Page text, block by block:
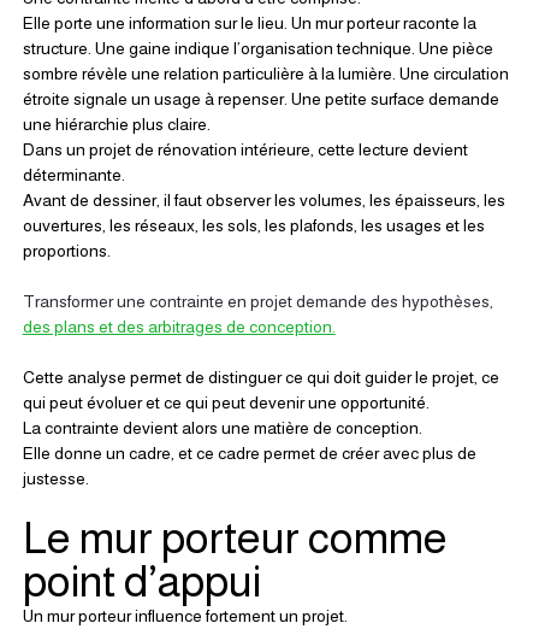
Elle porte une information sur le lieu. Un mur porteur raconte la
structure. Une gaine indique l’organisation technique. Une pièce
sombre révèle une relation particulière à la lumière. Une circulation
étroite signale un usage à repenser. Une petite surface demande
une hiérarchie plus claire.
Dans un projet de rénovation intérieure, cette lecture devient
déterminante.
Avant de dessiner, il faut observer les volumes, les épaisseurs, les
ouvertures, les réseaux, les sols, les plafonds, les usages et les
proportions.
Transformer une contrainte en projet demande des hypothèses,
des plans et des arbitrages de conception.
Cette analyse permet de distinguer ce qui doit guider le projet, ce
qui peut évoluer et ce qui peut devenir une opportunité.
La contrainte devient alors une matière de conception.
Elle donne un cadre, et ce cadre permet de créer avec plus de
justesse.
Le mur porteur comme
point d’appui
Un mur porteur influence fortement un projet.